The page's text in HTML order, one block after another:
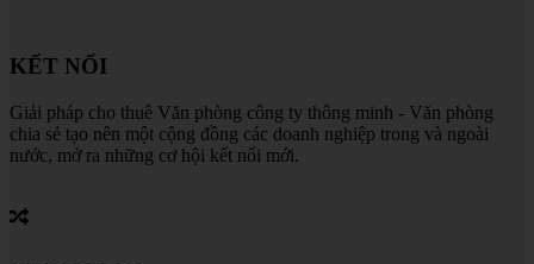
KẾT NỐI
Giải pháp cho thuê Văn phòng công ty thông minh - Văn phòng
chia sẻ tạo nên một cộng đồng các doanh nghiệp trong và ngoài
nước, mở ra những cơ hội kết nối mới.